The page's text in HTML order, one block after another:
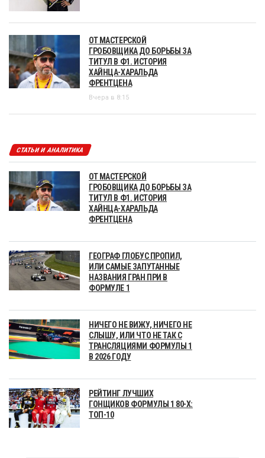
ОТ МАСТЕРСКОЙ
ГРОБОВЩИКА ДО БОРЬБЫ ЗА
ТИТУЛ В Ф1. ИСТОРИЯ
ХАЙНЦА-ХАРАЛЬДА
ФРЕНТЦЕНА
Вчера в 8:15
СТАТЬИ И АНАЛИТИКА
ОТ МАСТЕРСКОЙ
ГРОБОВЩИКА ДО БОРЬБЫ ЗА
ТИТУЛ В Ф1. ИСТОРИЯ
ХАЙНЦА-ХАРАЛЬДА
ФРЕНТЦЕНА
ГЕОГРАФ ГЛОБУС ПРОПИЛ,
ИЛИ САМЫЕ ЗАПУТАННЫЕ
НАЗВАНИЯ ГРАН ПРИ В
ФОРМУЛЕ 1
НИЧЕГО НЕ ВИЖУ, НИЧЕГО НЕ
СЛЫШУ, ИЛИ ЧТО НЕ ТАК С
ТРАНСЛЯЦИЯМИ ФОРМУЛЫ 1
В 2026 ГОДУ
РЕЙТИНГ ЛУЧШИХ
ГОНЩИКОВ ФОРМУЛЫ 1 80-Х:
ТОП-10